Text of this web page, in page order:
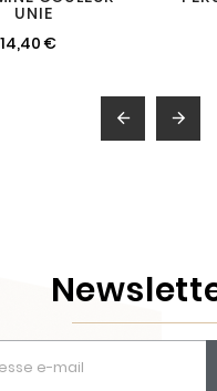
UNIE
14,40 €
 